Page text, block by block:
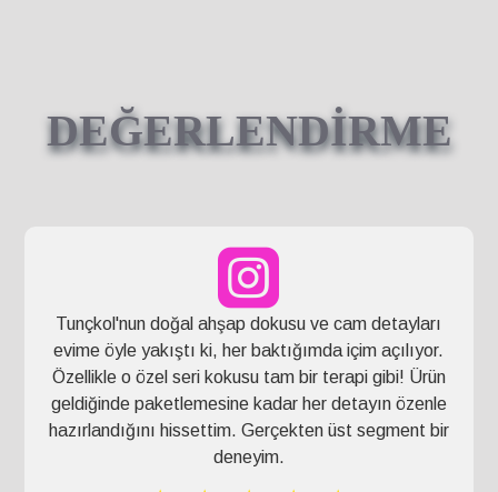
DEĞERLENDİRME
Tunçkol'nun doğal ahşap dokusu ve cam detayları
evime öyle yakıştı ki, her baktığımda içim açılıyor.
Özellikle o özel seri kokusu tam bir terapi gibi! Ürün
geldiğinde paketlemesine kadar her detayın özenle
hazırlandığını hissettim. Gerçekten üst segment bir
deneyim.